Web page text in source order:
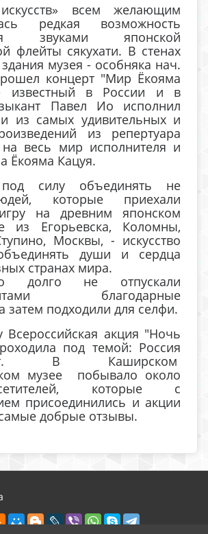
всем желающим
редкая возможность
звуками японской
флейты сякухати. В стенах
музея - особняка нач.
концерт "Мир Ёкояма
известный в России и в
Павел Ио исполнил
из самых удивительных и
из репертуара
на весь мир исполнителя и
Ёкояма Кацуя.
под силу объединять не
которые приехали
на древним японском
из Егорьевска, Коломны,
Москвы, - искусство
души и сердца
странах мира.
долго не отпускали
благодарные
затем подходили для селфи.
Всероссийская акция "Ночь
под темой: Россия
В Каширском
музее побывало около
которые с
присоединились и акции
добрые отзывы.